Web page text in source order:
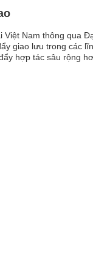
Nam thông qua
giao lưu trong các
hợp tác sâu rộng